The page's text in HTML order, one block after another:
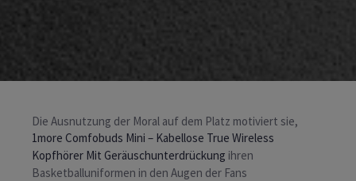
Die Ausnutzung der Moral auf dem Platz motiviert sie,
1more Comfobuds Mini – Kabellose True Wireless
Kopfhörer Mit Geräuschunterdrückung ihren
Basketballuniformen in den Augen der Fans